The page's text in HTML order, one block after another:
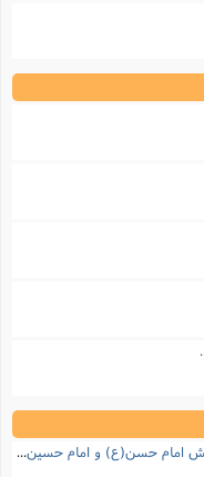
تعامل اعراب مسلمان و ایرانیان (6) نقش امام حسن(ع) و امام حسین(ع) در فتح ایران